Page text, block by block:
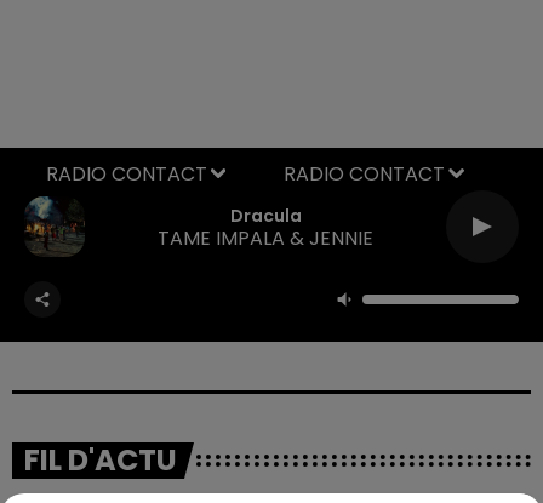
Dracula
TAME IMPALA & JENNIE
RADIO CONTACT
FIL D'ACTU